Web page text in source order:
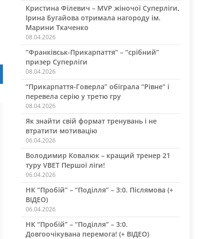
Кристина Філевич – MVP жіночої Суперліги,
Ірина Бугайова отримала нагороду ім.
Марини Ткаченко
08.04.2026
“Франківськ-Прикарпаття” – “срібний”
призер Суперліги
08.04.2026
“Прикарпаття-Говерла” обіграла “Рівне” і
перевела серію у третю гру
08.04.2026
Як знайти свій формат тренувань і не
втратити мотивацію
06.04.2026
Володимир Ковалюк – кращий тренер 21
туру VBET Першої ліги!
06.04.2026
НК “Пробій” – “Поділля” – 3:0. Післямова (+
ВІДЕО)
06.04.2026
НК “Пробій” – “Поділля” – 3:0.
Довгоочікувана перемога! (+ ВІДЕО)